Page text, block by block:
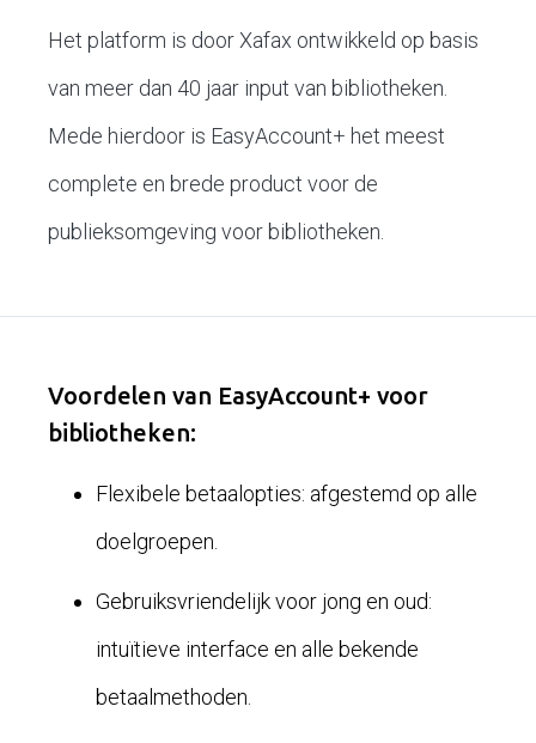
Het platform is door Xafax ontwikkeld op basis
van meer dan 40 jaar input van bibliotheken.
Mede hierdoor is EasyAccount+ het meest
complete en brede product voor de
publieksomgeving voor bibliotheken.
Voordelen van EasyAccount+ voor
bibliotheken:
Flexibele betaalopties: afgestemd op alle
doelgroepen.
Gebruiksvriendelijk voor jong en oud:
intuïtieve interface en alle bekende
betaalmethoden.